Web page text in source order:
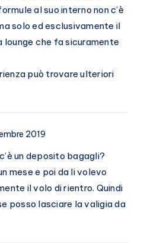
al suo interno non c’è
solo ed esclusivamente il
lounge che fa sicuramente
può trovare ulteriori
2019
un deposito bagagli?
mese e poi da li volevo
il volo di rientro. Quindi
posso lasciare la valigia da